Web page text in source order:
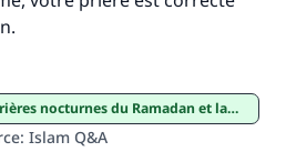
Prières nocturnes du Ramadan et la Nuit du Destin
: Islam Q&A